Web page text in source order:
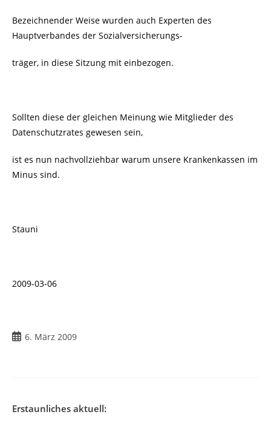
Bezeichnender Weise wurden auch Experten des
Hauptverbandes der Sozialversicherungs-
träger, in diese Sitzung mit einbezogen.
Sollten diese der gleichen Meinung wie Mitglieder des
Datenschutzrates gewesen sein,
ist es nun nachvollziehbar warum unsere Krankenkassen im
Minus sind.
Stauni
2009-03-06
Beitrag
6. März 2009
Erstaunliches aktuell: